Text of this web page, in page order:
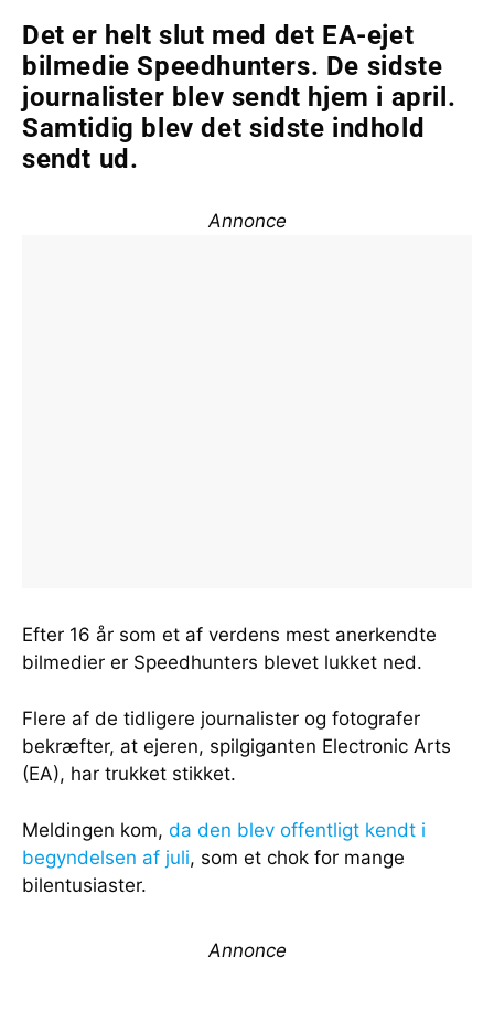
Det er helt slut med det EA-ejet
bilmedie Speedhunters. De sidste
journalister blev sendt hjem i april.
Samtidig blev det sidste indhold
sendt ud.
Annonce
Efter 16 år som et af verdens mest anerkendte
bilmedier er Speedhunters blevet lukket ned.
Flere af de tidligere journalister og fotografer
bekræfter, at ejeren, spilgiganten Electronic Arts
(EA), har trukket stikket.
Meldingen kom, da den blev offentligt kendt i
begyndelsen af juli, som et chok for mange
bilentusiaster.
Annonce